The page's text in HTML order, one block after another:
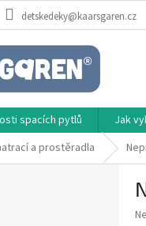
detskedeky@kaarsgaren.cz
spacích pytlů Jak
a prostěradla